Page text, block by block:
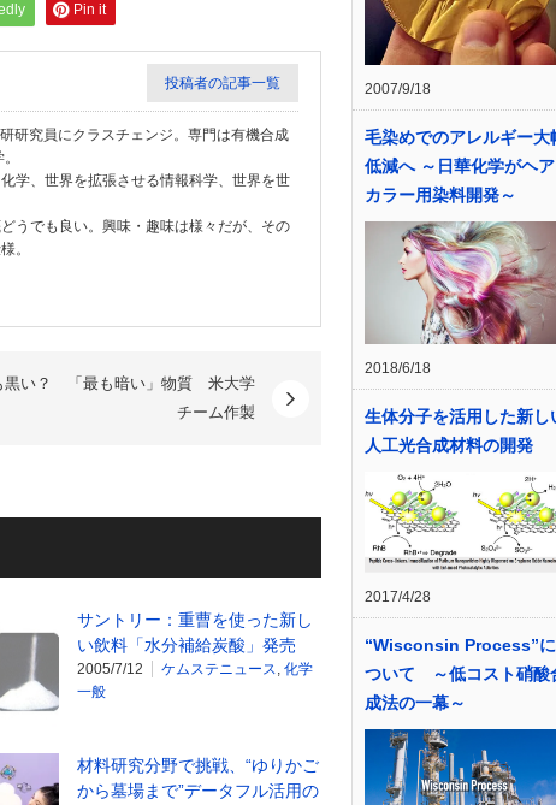
Pin it
投稿者の記事一覧
研究員にクラスチェンジ。専門は有機合成
学、世界を拡張させる情報科学、世界を世
うでも良い。興味・趣味は様々だが、その
。
黒い？ 「最も暗い」物質 米大学
チーム作製
サントリー：重曹を使った新し
い飲料「水分補給炭酸」発売
2005/7/12 ケムステニュース, 化学
一般
材料研究分野で挑戦、“ゆりかご
から墓場まで”データフル活用の
2007/9/18
毛染めでのアレルギー大
低減へ ～日華化学がヘア
カラー用染料開発～
2018/6/18
生体分子を活用した新し
人工光合成材料の開発
2017/4/28
“Wisconsin Process”に
ついて ～低コスト硝酸
成法の一幕～